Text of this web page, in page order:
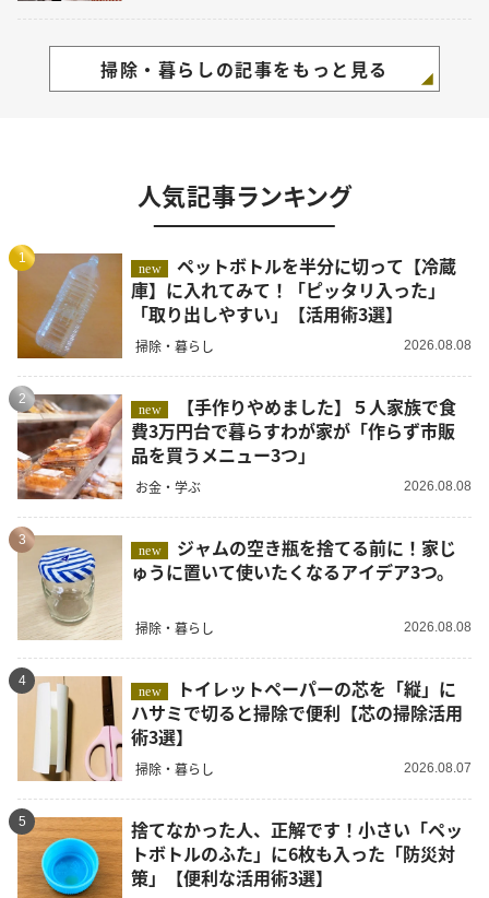
掃除・暮らしの記事をもっと見る
人気記事ランキング
1
new
ペットボトルを半分に切って【冷蔵
庫】に入れてみて！「ピッタリ入った」
「取り出しやすい」【活用術3選】
掃除・暮らし 2026.08.08
2
new
費3万円台で暮らすわが家が「作らず市販
品を買うメニュー3つ」
お金・学ぶ 2026.08.08
3
new
ゅうに置いて使いたくなるアイデア3つ。
掃除・暮らし 2026.08.08
4
new
ハサミで切ると掃除で便利【芯の掃除活用
術3選】
掃除・暮らし 2026.08.07
5
捨てなかった人、正解です！小さい「ペッ
トボトルのふた」に6枚も入った「防災対
策」【便利な活用術3選】